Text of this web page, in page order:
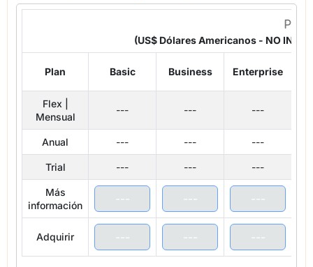
(US$ Dólares Americanos - NO
Plan Basic Business Enterprise
Flex |
Mensual
--- --- ---
Anual --- --- ---
Trial --- --- ---
Más
información
Adquirir